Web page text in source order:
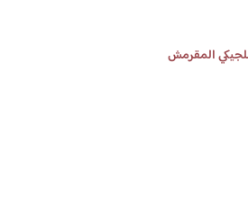
المقرمش